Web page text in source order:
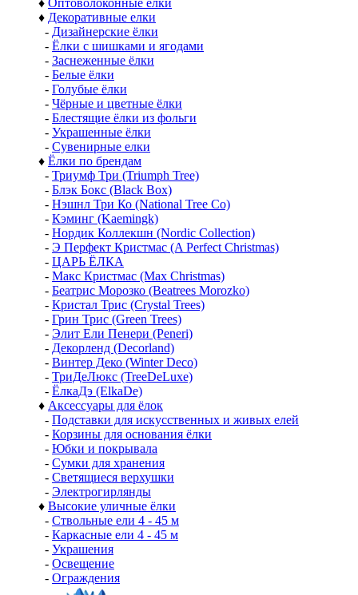
♦ Оптоволоконные елки
♦ Декоративные елки
- Дизайнерские ёлки
- Ёлки с шишками и ягодами
- Заснеженные ёлки
- Белые ёлки
- Голубые ёлки
- Чёрные и цветные ёлки
- Блестящие ёлки из фольги
- Украшенные ёлки
- Сувенирные елки
♦ Ёлки по брендам
- Триумф Три (Triumph Tree)
- Блэк Бокс (Black Box)
- Нэшнл Три Ко (National Tree Co)
- Кэминг (Kaemingk)
- Нордик Коллекшн (Nordic Collection)
- Э Перфект Кристмас (A Perfect Christmas)
- ЦАРЬ ЁЛКА
- Макс Кристмас (Max Christmas)
- Беатрис Морозко (Beatrees Morozko)
- Кристал Трис (Crystal Trees)
- Грин Трис (Green Trees)
- Элит Ели Пенери (Peneri)
- Декорленд (Decorland)
- Винтер Деко (Winter Deco)
- ТриДеЛюкс (TreeDeLuxe)
- ЁлкаДэ (ElkaDe)
♦ Аксессуары для ёлок
- Подставки для искусственных и живых елей
- Корзины для основания ёлки
- Юбки и покрывала
- Сумки для хранения
- Светящиеся верхушки
- Электрогирлянды
♦ Высокие уличные ёлки
- Ствольные ели 4 - 45 м
- Каркасные ели 4 - 45 м
- Украшения
- Освещение
- Ограждения